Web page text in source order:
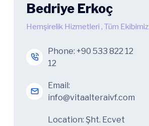
Bedriye Erkoç
Hemşirelik Hizmetleri , Tüm Ekibimiz
Phone: +90 533 822 12
12
Email:
info@vitaalteraivf.com
Location: Şht. Ecvet